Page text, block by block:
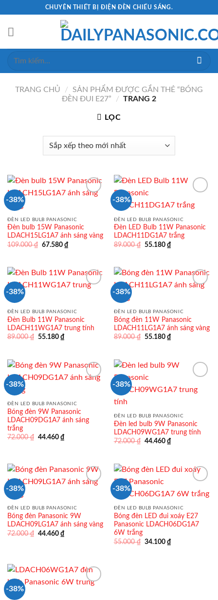
content
CHUYÊN THIẾT BỊ ĐIỆN ĐÈN CHIẾU SÁNG.
Tìm
TRANG CHỦ /
SẢN PHẨM ĐƯỢC GẮN THẺ “BÓNG
ĐÈN ĐUI E27”
/ TRANG 2
LỌC
-38%
ĐÈN LED BULB PANASONIC
Đèn bulb 15W Panasonic
LDACH15LG1A7 ánh sáng vàng
109.000₫ Giá
67.580 ₫Giá
hiện
67.580 ₫.
-38%
ĐÈN LED BULB PANASONIC
Đèn LED Bulb 11W Panasonic
LDACH11DG1A7 trắng
89.000₫ Giá
55.180 ₫Giá
hiện
55.180 ₫.
-38%
ĐÈN LED BULB PANASONIC
Đèn Bulb 11W Panasonic
LDACH11WG1A7 trung tính
89.000₫ Giá
55.180 ₫Giá
55.180 ₫.
-38%
ĐÈN LED BULB PANASONIC
Bóng đèn 11W Panasonic
LDACH11LG1A7 ánh sáng vàng
89.000₫ Giá
55.180 ₫Giá
55.180 ₫.
-38%
ĐÈN LED BULB PANASONIC
Bóng đèn 9W Panasonic
LDACH09DG1A7 ánh sáng
trắng
72.000₫ Giá
44.460 ₫Giá
-38%
ĐÈN LED BULB PANASONIC
Đèn led bulb 9W Panasonic
LDACH09WG1A7 trung tính
72.000₫ Giá
44.460 ₫Giá
44.460 ₫.
-38%
ĐÈN LED BULB PANASONIC
Bóng đèn Panasonic 9W
LDACH09LG1A7 ánh sáng vàng
72.000₫ Giá
44.460 ₫Giá
hiện
-38%
ĐÈN LED BULB PANASONIC
Bóng đèn LED đui xoáy E27
Panasonic LDACH06DG1A7
6W trắng
55.000₫ Giá
34.100 ₫Giá
hiện
-38%